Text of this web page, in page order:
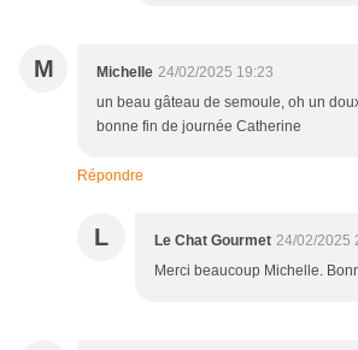
M Michelle 24/02/2025 19:23
un beau gâteau de semoule, oh un
bonne fin de journée Catherine
Répondre
L Le Chat Gourmet 24/02/2025
Merci beaucoup Michelle.